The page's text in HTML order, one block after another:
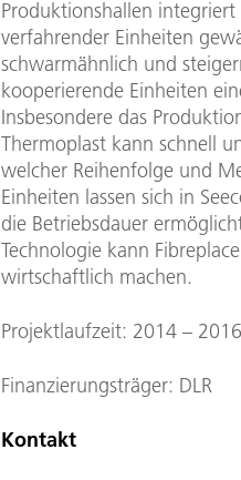
Produktionshallen
verfahrender Einheiten
schwarmähnlich und
kooperierende Einheiten
Insbesondere das
Thermoplast kann schnell
welcher Reihenfolge und
Einheiten lassen sich in
die Betriebsdauer
Technologie kann
wirtschaftlich machen.
Projektlaufzeit: 2014 – 2016
Finanzierungsträger: DLR
Kontakt